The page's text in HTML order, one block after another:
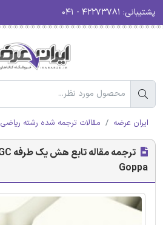
پشتیبانی:
ایران عرضه مقالات ترجمه شده رشته ریاضی
Goppa